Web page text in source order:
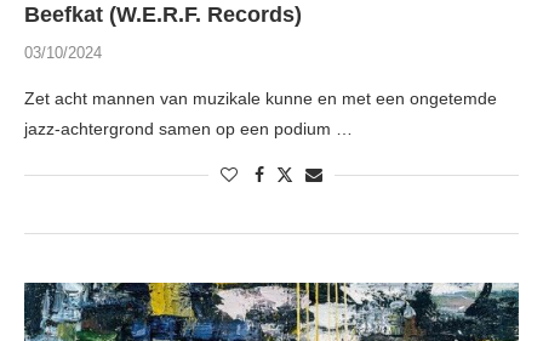
Beefkat (W.E.R.F. Records)
03/10/2024
Zet acht mannen van muzikale kunne en met een ongetemde
jazz-achtergrond samen op een podium …